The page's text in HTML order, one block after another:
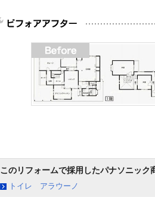
このリフォームで採用したパナソニック
トイレ アラウーノ